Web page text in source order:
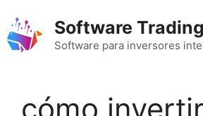
contenido
Software
Software para inversores
cómo